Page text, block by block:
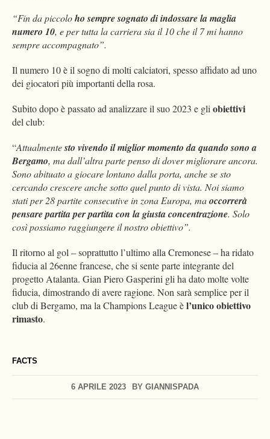
FACTS
6 APRILE 2023 BY GIANNISPADA
“Fin da piccoloho sempre sognato di indossare la maglia
numero 10, e per tutta la carriera sia il 10 che il 7 mi hanno
sempre accompagnato”.
Il numero 10 è il sogno di molti calciatori, spesso affidato ad uno
dei giocatori più importanti della rosa.
Subito dopo è passato ad analizzare il suo 2023 e gliobiettivi
del club:
“Attualmentesto vivendo il miglior momento da quando sono a
Bergamo, ma dall’altra parte penso di dover migliorare ancora.
Sono abituato a giocare lontano dalla porta, anche se sto
cercando crescere anche sotto quel punto di vista. Noi siamo
stati per 28 partite consecutive in zona Europa, maoccorrerà
pensare partita per partita con la giusta concentrazione. Solo
così possiamo raggiungere il nostro obiettivo”.
Il ritorno al gol – soprattutto l’ultimo alla Cremonese – ha ridato
fiducia al 26enne francese, che si sente parte integrante del
progetto Atalanta. Gian Piero Gasperini gli ha dato molte volte
fiducia, dimostrando di avere ragione. Non sarà semplice per il
club di Bergamo, ma la Champions League èl’unico obiettivo
rimasto.